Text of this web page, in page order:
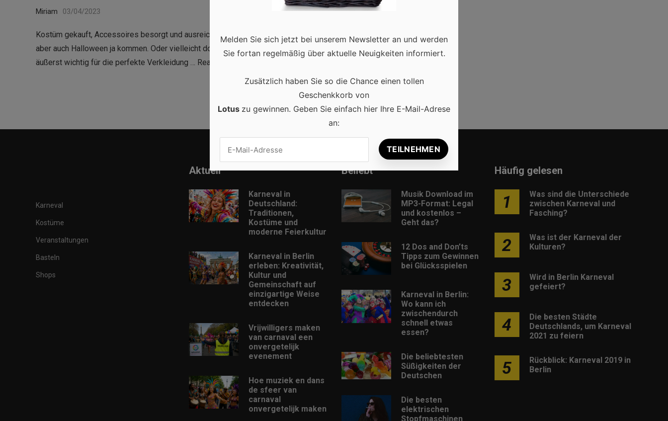
Miriam 03/04/2023
Kostüm gekauft, Accessoires besorgt und ausreichend Schminke haben Sie ebenfalls daheim? Dann kann Karneval oder
aber auch Halloween ja kommen. Oder vielleicht doch besser noch nicht? Ein Detail, das häufig nicht bedacht wird, aber
äußerst wichtig für die perfekte Verkleidung … Read more
Karneval
Kostüme
Veranstaltungen
Basteln
Shops
Aktuell
Karneval in
Deutschland:
Traditionen,
Kostüme und
moderne Feierkultur
Karneval in Berlin
erleben: Kreativität,
Kultur und
Gemeinschaft auf
einzigartige Weise
entdecken
Vrijwilligers maken
van carnaval een
onvergetelijk
evenement
Hoe muziek en dans
de sfeer van
carnaval
onvergetelijk maken
Beliebt
Musik Download im
MP3-Format: Legal
und kostenlos –
Geht das?
12 Dos and Don’ts
Tipps zum Gewinnen
bei Glücksspielen
Karneval in Berlin:
Wo kann ich
zwischendurch
schnell etwas
essen?
Die beliebtesten
Süßigkeiten der
Deutschen
Die besten
elektrischen
Stopfmaschinen
Häufig gelesen
1
Was sind die Unterschiede
zwischen Karneval und
Fasching?
2
Was ist der Karneval der
Kulturen?
3
Wird in Berlin Karneval
gefeiert?
4
Die besten Städte
Deutschlands, um Karneval
2021 zu feiern
5
Rückblick: Karneval 2019 in
Berlin
Melden Sie sich jetzt bei unserem Newsletter an und werden
Sie fortan regelmäßig über aktuelle Neuigkeiten informiert.
Zusätzlich haben Sie so die Chance einen tollen
Geschenkkorb von
Lotus zu gewinnen. Geben Sie einfach hier Ihre E-Mail-Adrese
an: